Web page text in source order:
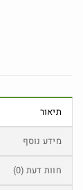
תיאור
מידע נוסף
חוות דעת (0)